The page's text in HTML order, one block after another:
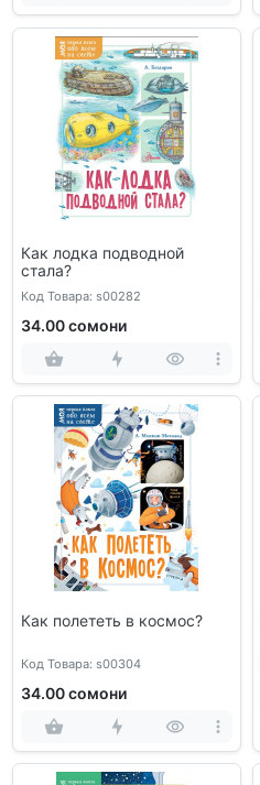
Как лодка подводной
стала?
Код Товара: s00282
34.00 сомони
Как полететь в космос?
Код Товара: s00304
34.00 сомони